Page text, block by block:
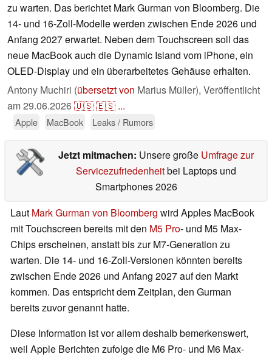
zu warten. Das berichtet Mark Gurman von Bloomberg. Die
14- und 16-Zoll-Modelle werden zwischen Ende 2026 und
Anfang 2027 erwartet. Neben dem Touchscreen soll das
neue MacBook auch die Dynamic Island vom iPhone, ein
OLED-Display und ein überarbeitetes Gehäuse erhalten.
Antony Muchiri (übersetzt von Marius Müller), Veröffentlicht
am29.06.2026🇺🇸🇪🇸 ...
Apple MacBook Leaks / Rumors
Jetzt mitmachen: Unsere große Umfrage zur
Servicezufriedenheitbei Laptops und
Smartphones 2026
Laut Mark Gurman von Bloomberg wird Apples MacBook
mit Touchscreen bereits mit den M5 Pro- und M5 Max-
Chips erscheinen, anstatt bis zur M7-Generation zu
warten. Die 14- und 16-Zoll-Versionen könnten bereits
zwischen Ende 2026 und Anfang 2027 auf den Markt
kommen. Das entspricht dem Zeitplan, den Gurman
bereits zuvor genannt hatte.
Diese Information ist vor allem deshalb bemerkenswert,
weil Apple Berichten zufolge die M6 Pro- und M6 Max-